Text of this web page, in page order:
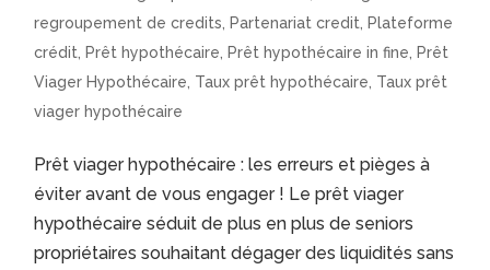
regroupement de credits
Partenariat credit
Plateforme
crédit
Prêt hypothécaire Prêt hypothécaire in fine
Prêt
Viager Hypothécaire Taux prêt hypothécaire Taux prêt
viager hypothécaire
Prêt viager hypothécaire : les erreurs et pièges à
éviter avant de vous engager ! Le prêt viager
hypothécaire séduit de plus en plus de seniors
propriétaires souhaitant dégager des liquidités sans